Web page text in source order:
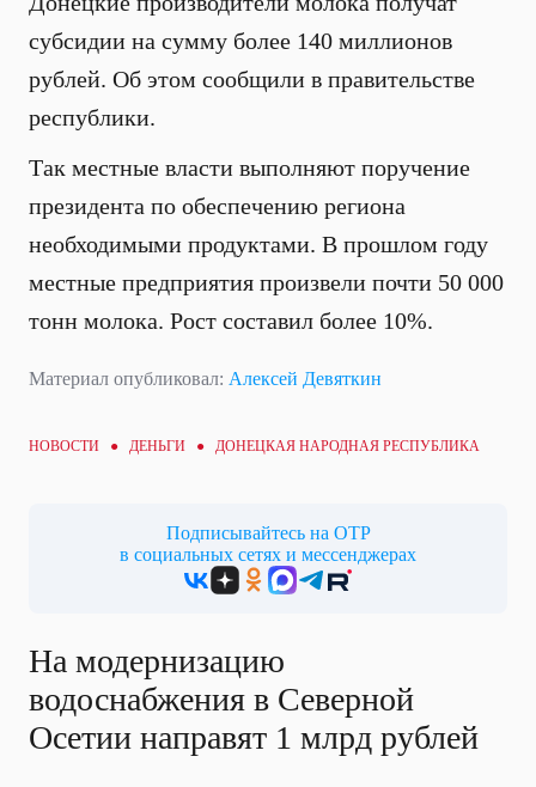
субсидии на сумму более 140 миллионов
рублей. Об этом сообщили в правительстве
республики.
Так местные власти выполняют поручение
президента по обеспечению региона
необходимыми продуктами. В прошлом году
местные предприятия произвели почти 50 000
тонн молока. Рост составил более 10%.
Материал опубликовал: Алексей Девяткин
НОВОСТИ ● ДЕНЬГИ ● ДОНЕЦКАЯ НАРОДНАЯ РЕСПУБЛИКА
Подписывайтесь на ОТР
в социальных сетях и мессенджерах
На модернизацию
водоснабжения в Северной
Осетии направят 1 млрд рублей